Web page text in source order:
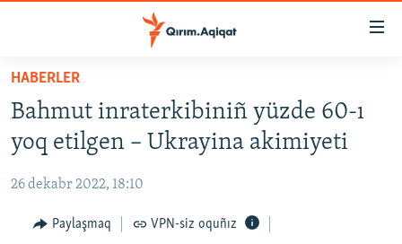
Esas
qaytmaq
Baş
navigatsiyağa
qaytmaq
qaytmaq
HABERLER
İQTİSADİYAT
CEMİYET
MEDENİYET
HABERLER
Bahmut inraterkibiniñ yüzde 60-ı
yoq etilgen – Ukrayina akimiyeti
26 dekabr 2022, 18:10
Paylaşmaq VPN-siz oquñız